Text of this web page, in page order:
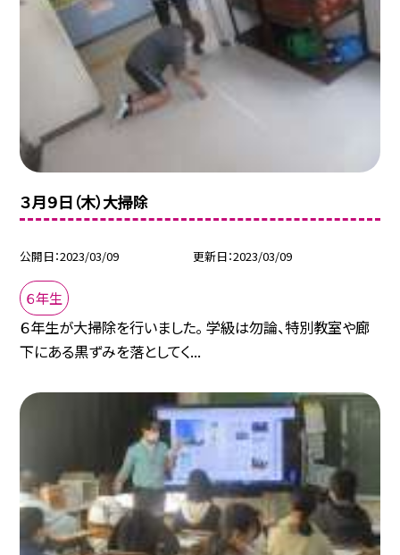
３月９日（木）大掃除
公開日 2023/03/09 更新日 2023/03/09
６年生
６年生が大掃除を行いました。 学級は勿論、特別教室や廊
下にある黒ずみを落としてく...